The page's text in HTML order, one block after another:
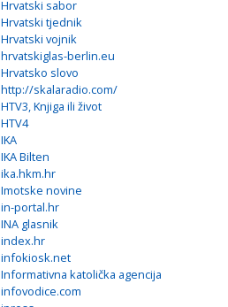
Hrvatski sabor
Hrvatski tjednik
Hrvatski vojnik
hrvatskiglas-berlin.eu
Hrvatsko slovo
http://skalaradio.com/
HTV3, Knjiga ili život
HTV4
IKA
IKA Bilten
ika.hkm.hr
Imotske novine
in-portal.hr
INA glasnik
index.hr
infokiosk.net
Informativna katolička agencija
infovodice.com